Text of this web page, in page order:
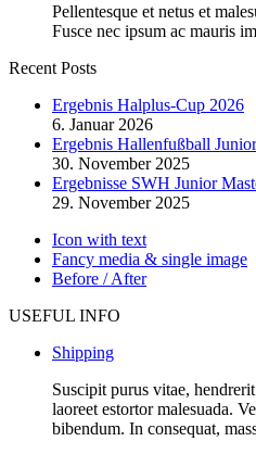
Pellentesque et netus et
Fusce nec ipsum ac mauris
Recent Posts
Ergebnis Halplus-Cup 2026
6. Januar 2026
Ergebnis Hallenfußball
30. November 2025
Ergebnisse SWH Junior
29. November 2025
Icon with text
Fancy media & single image
Before / After
USEFUL INFO
Shipping
Suscipit purus vitae,
laoreet estortor malesuada.
bibendum. In consequat,